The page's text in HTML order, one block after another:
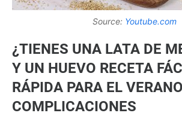
Source: Youtube.com
¿TIENES UNA LATA DE
Y UN HUEVO RECETA
RÁPIDA PARA EL
COMPLICACIONES